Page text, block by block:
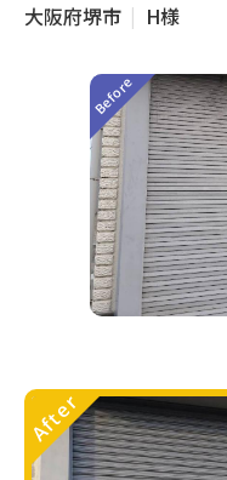
大阪府堺市 H様